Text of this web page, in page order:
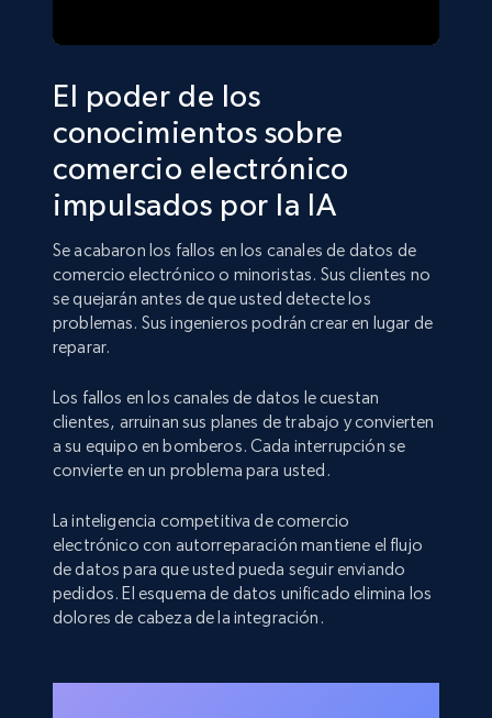
El poder de los
conocimientos sobre
comercio electrónico
impulsados por la IA
Se acabaron los fallos en los canales de datos de
comercio electrónico o minoristas. Sus clientes no
se quejarán antes de que usted detecte los
problemas. Sus ingenieros podrán crear en lugar de
reparar.
Los fallos en los canales de datos le cuestan
clientes, arruinan sus planes de trabajo y convierten
a su equipo en bomberos. Cada interrupción se
convierte en un problema para usted.
La inteligencia competitiva de comercio
electrónico con autorreparación mantiene el flujo
de datos para que usted pueda seguir enviando
pedidos. El esquema de datos unificado elimina los
dolores de cabeza de la integración.